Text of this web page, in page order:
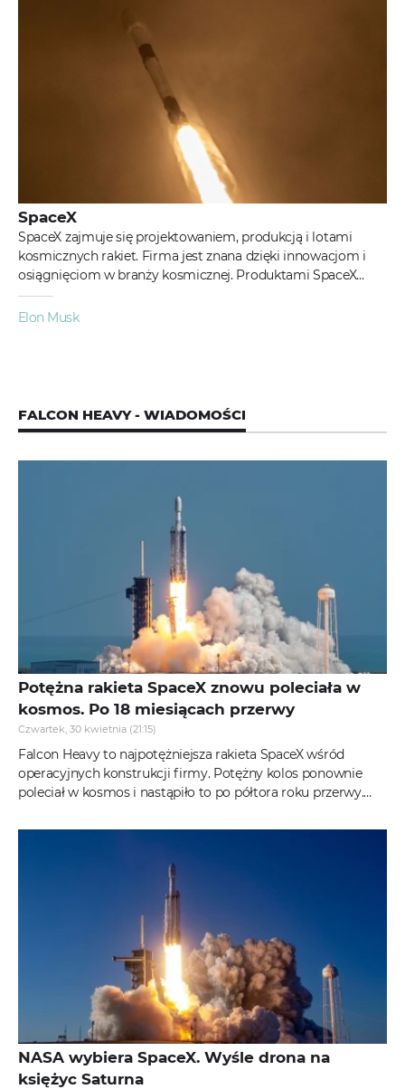
SpaceX
SpaceX zajmuje się projektowaniem, produkcją i lotami
kosmicznych rakiet. Firma jest znana dzięki innowacjom i
osiągnięciom w branży kosmicznej. Produktami SpaceX
są:Rakiety Falcon - w...
Elon Musk
FALCON HEAVY - WIADOMOŚCI
Potężna rakieta SpaceX znowu poleciała w
kosmos. Po 18 miesiącach przerwy
Czwartek, 30 kwietnia (21:15)
Falcon Heavy to najpotężniejsza rakieta SpaceX wśród
operacyjnych konstrukcji firmy. Potężny kolos ponownie
poleciał w kosmos i nastąpiło to po półtora roku przerwy.
NASA wybiera SpaceX. Wyśle drona na
księżyc Saturna